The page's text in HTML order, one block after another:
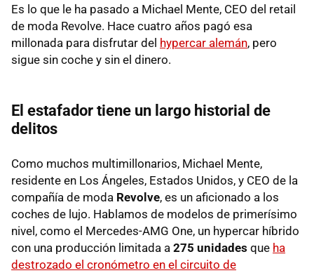
Es lo que le ha pasado a Michael Mente, CEO del retail
de moda Revolve. Hace cuatro años pagó esa
millonada para disfrutar del hypercar alemán, pero
sigue sin coche y sin el dinero.
El estafador tiene un largo historial de
delitos
Como muchos multimillonarios, Michael Mente,
residente en Los Ángeles, Estados Unidos, y CEO de la
compañía de moda Revolve, es un aficionado a los
coches de lujo. Hablamos de modelos de primerísimo
nivel, como el Mercedes-AMG One, un hypercar híbrido
con una producción limitada a 275 unidades que ha
destrozado el cronómetro en el circuito de